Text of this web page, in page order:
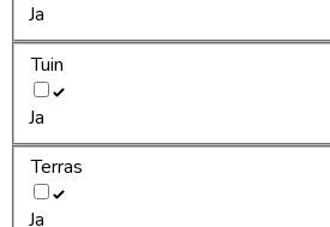
Ja
Tuin
Ja
Terras
Ja